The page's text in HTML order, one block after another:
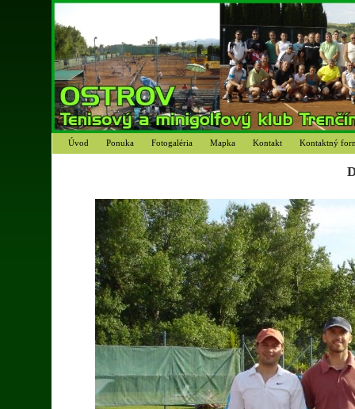
Úvod Ponuka Fotogaléria Mapka Kontakt Kontaktný